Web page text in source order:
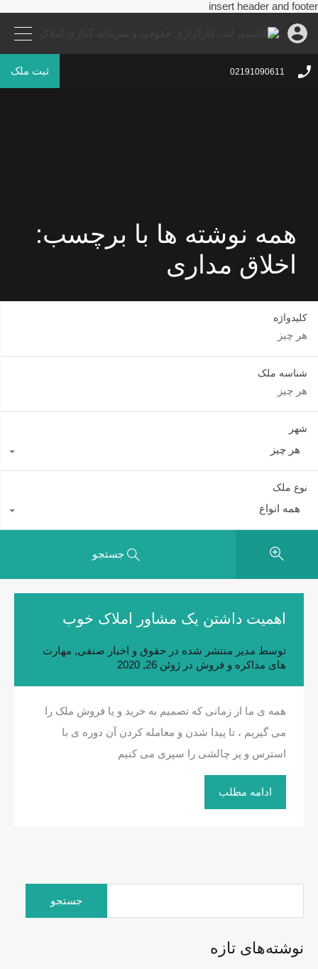
insert header and footer
02191090611 ثبت ملک
همه نوشته ها با برچسب:
اخلاق مداری
کلیدواژه
شناسه ملک
شهر
هر چیز
نوع ملک
همه انواع
جستجو
اهمیت داشتن یک مشاور املاک خوب
توسط مدیر منتشر شده در حقوق و اخبار صنفی, مهارت
های مذاکره و فروش در ژوئن 26, 2020
همه ی ما از زمانی که تصمیم به خرید و یا فروش ملک را
می گیریم ، تا پیدا شدن و معامله کردن آن دوره ی با
استرس و پر چالشی را سپری می کنیم
ادامه مطلب
نوشته‌های تازه